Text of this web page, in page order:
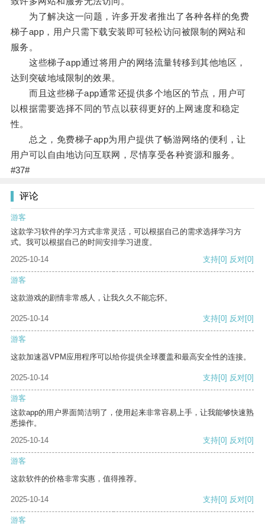
为了解决这一问题，许多开发者推出了各种各样的免费
梯子app，用户只需下载安装即可轻松访问被限制的网站和
服务。
这些梯子app通过将用户的网络流量转移到其他地区，
达到突破地域限制的效果。
而且这些梯子app通常还提供多个地区的节点，用户可
以根据需要选择不同的节点以获得更好的上网速度和稳定
性。
总之，免费梯子app为用户提供了畅游网络的便利，让
用户可以自由地访问互联网，尽情享受各种资源和服务。
#37#
评论
游客
这款学习软件的学习方式非常灵活，可以根据自己的需求选择学习方
式。我可以根据自己的时间安排学习进度。
2025-10-14
支持[0] 反对[0]
游客
这款游戏的剧情非常感人，让我久久不能忘怀。
2025-10-14 支持[0] 反对[0]
游客
这款加速器VPM应用程序可以给你提供全球覆盖和最高安全性的连接。
2025-10-14 支持[0] 反对[0]
游客
这款app的用户界面简洁明了，使用起来非常容易上手，让我能够快速熟
悉操作。
2025-10-14
支持[0] 反对[0]
游客
这款软件的价格非常实惠，值得推荐。
2025-10-14 支持[0] 反对[0]
游客